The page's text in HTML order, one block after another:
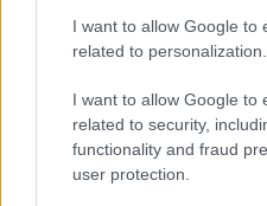
I want to allow Google to
related to personalization.
I want to allow Google to
related to security,
functionality and fraud
user protection.
Več iz kraja Slovenj